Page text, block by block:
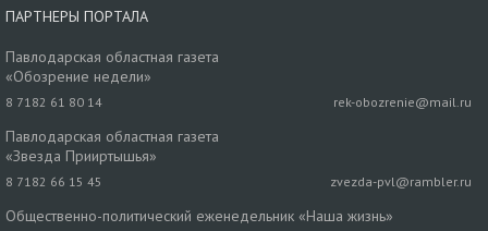
ПАРТНЕРЫ ПОРТАЛА
Павлодарская областная газета
«Обозрение недели»
8 7182 61 80 14 rek-obozrenie@mail.ru
Павлодарская областная газета
«Звезда Прииртышья»
8 7182 66 15 45 zvezda-pvl@rambler.ru
Общественно-политический еженедельник «Наша жизнь»